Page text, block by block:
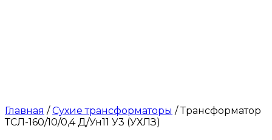
Главная /Сухие трансформаторы / Трансформатор
ТСЛ-160/10/0,4 Д/Ун11 У3 (УХЛЗ)